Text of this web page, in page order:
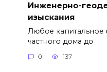
Инженерно-
изыскания
Любое капитальное
частного дома до
0 137